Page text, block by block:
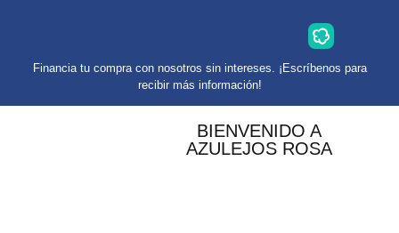
Financia tu compra con nosotros sin intereses. ¡Escríbenos para
recibir más información!
BIENVENIDO A
AZULEJOS ROSA